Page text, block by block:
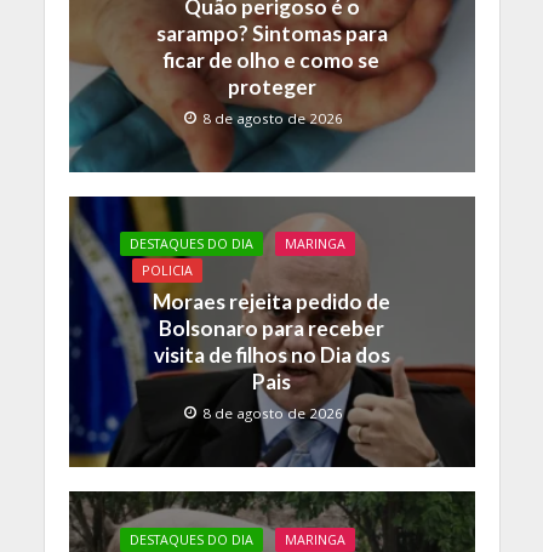
p k
Quão perigoso é o
sarampo? Sintomas para
ficar de olho e como se
proteger
8 de agosto de 2026
DESTAQUES DO DIA
MARINGA
POLICIA
Moraes rejeita pedido de
Bolsonaro para receber
visita de filhos no Dia dos
Pais
8 de agosto de 2026
DESTAQUES DO DIA
MARINGA